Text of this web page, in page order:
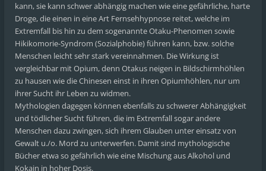
kann, sie kann schwer abhängig machen wie eine gefährliche, harte
Droge, die einen in eine Art Fernsehhypnose reitet, welche im
Extremfall bis hin zu dem sogenannte Otaku-Phenomen sowie
Hikikomorie-Syndrom (Sozialphobie) führen kann, bzw. solche
Menschen leicht sehr stark vereinnahmen. Die Wirkung ist
vergleichbar mit Opium, denn Otakus neigen in Bildschirmhöhlen
zu hausen wie die Chinesen einst in ihren Opiumhöhlen, nur um
ihrer Sucht ihr Leben zu widmen.
Mythologien dagegen können ebenfalls zu schwerer Abhängigkeit
und tödlicher Sucht führen, die im Extremfall sogar andere
Menschen dazu zwingen, sich ihrem Glauben unter einsatz von
Gewalt u./o. Mord zu unterwerfen. Damit sind mythologische
Bücher etwa so gefährlich wie eine Mischung aus Alkohol und
Kokain in hoher Dosis.